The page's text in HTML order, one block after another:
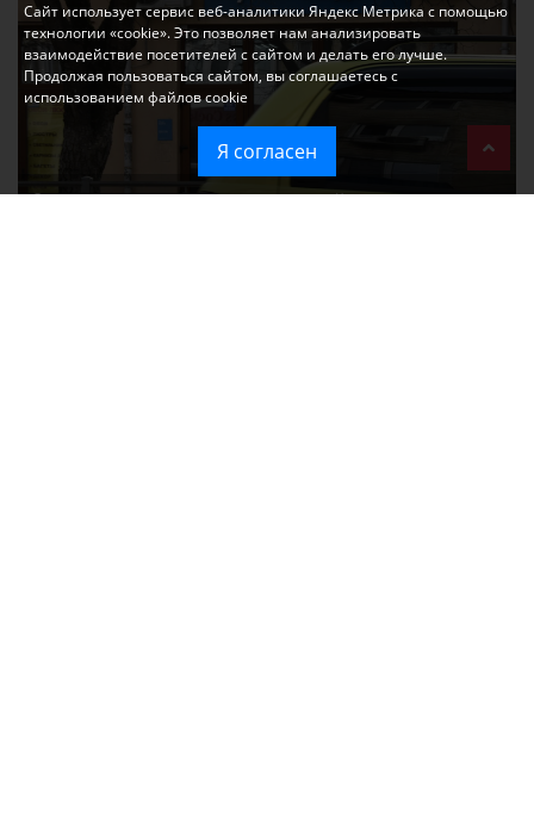
Ozon перестал принимать новые заказы в Крым
Сайт использует сервис веб-аналитики Яндекс Метрика с помощью
технологии «cookie». Это позволяет нам анализировать
взаимодействие посетителей с сайтом и делать его лучше.
Продолжая пользоваться сайтом, вы соглашаетесь с
использованием файлов cookie
Я согласен